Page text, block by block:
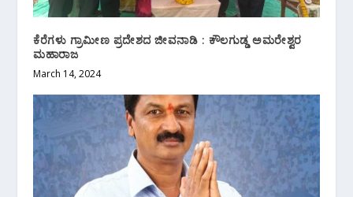
ಕೆರೆಗಳು ಗ್ರಾಮೀಣ ಪ್ರದೇಶದ ಜೀವನಾಡಿ : ಕೌಲಗುಡ್ಡ ಅಮರೇಶ್ವರ
ಮಹಾರಾಜ
March 14, 2024